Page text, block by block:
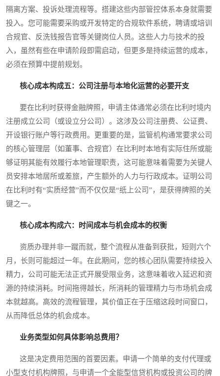
隔离方案、投诉处理流程等。搭建这些内部管控体系本身就需要
投入。您可能需要采购或开发特定的合规软件系统，聘请或培训
合规官、反洗钱报告官等关键岗位人员。这些人力与技术的投
入，虽然有些在申请阶段即需启动，但更多是持续运营的成本，
必须在预算中提前规划。
核心成本构成五：公司注册与本地化运营的必要开支
要在比利时获得金融牌照，申请主体通常必须在比利时境内
注册成立公司（或设立分公司）。这涉及公司注册费、公证费、
开设银行账户等行政费用。更重要的是，监管机构通常要求公司
的核心管理层（如董事、合规官）在比利时本地有实际住所或能
够证明其能有效履行本地管理职责，这可能意味着需要为关键人
员安排本地居所或差旅，产生额外的人力与行政成本。证明公司
在比利时有“实质经营”而不仅仅是“纸上公司”，是获得牌照的关
键之一。
核心成本构成六：时间成本与机会成本的权衡
资质办理并非一蹴而就，整个流程从准备到获批，短则六个
月，长则可能超过一年。在此期间，您的核心团队需要持续投入
精力，公司可能无法正式开展受限业务，这意味着收入延迟和资
源的持续消耗。时间拖得越长，所消耗的管理精力与市场机会成
本就越高。高效的流程管理，其价值正在于压缩这段时间窗口，
从而降低总体的机会成本。
业务类型如何具体影响总费用？
这是决定费用范围的首要因素。申请一个简单的支付代理或
小型支付机构牌照，与申请一个全能型信贷机构或投资公司的牌